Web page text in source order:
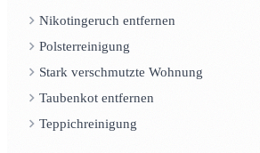
Nikotingeruch entfernen
Polsterreinigung
Stark verschmutzte Wohnung
Taubenkot entfernen
Teppichreinigung